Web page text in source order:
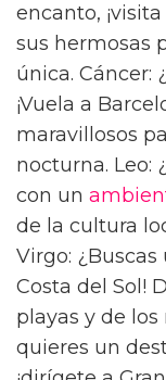
encanto,
sus hermosas
única. Cáncer:
¡Vuela a
maravillosos
nocturna. Leo:
con un
de la cultura
Virgo:
Costa del Sol!
playas y de los
quieres un